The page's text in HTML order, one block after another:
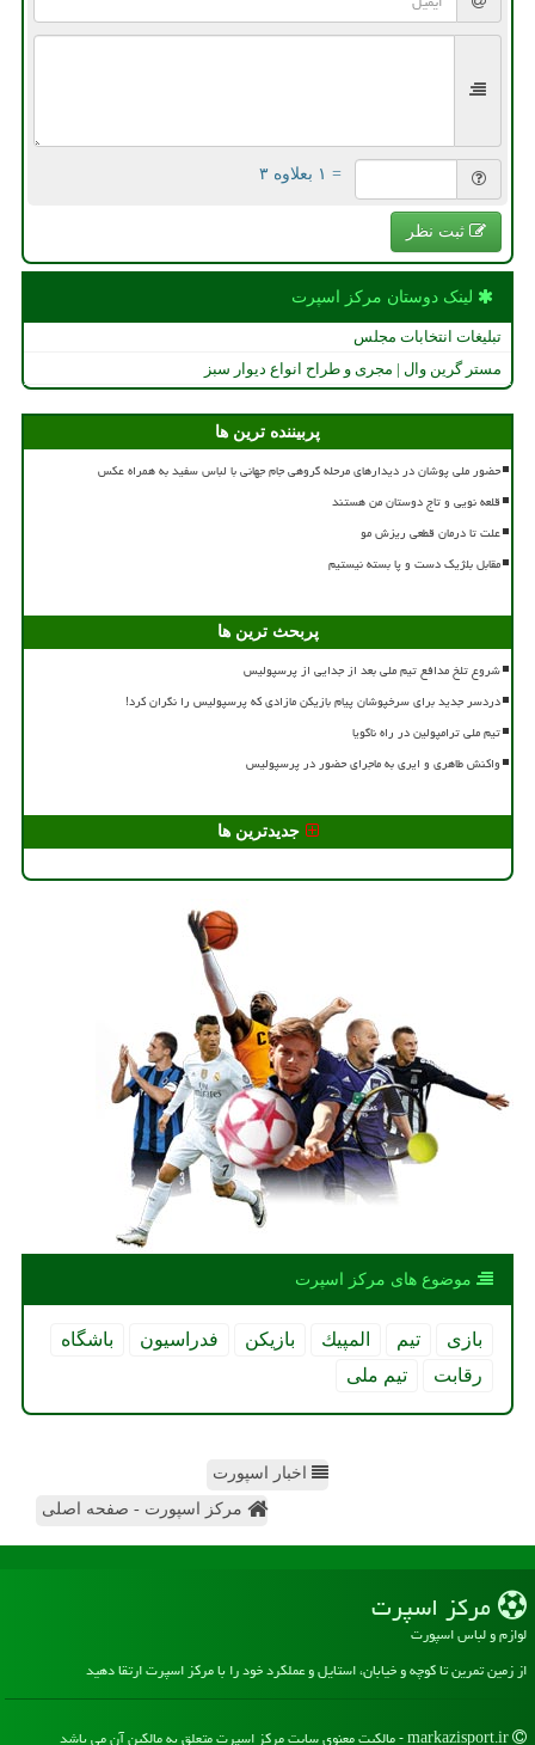
= ۱ بعلاوه ۳
ثبت نظر
لینک دوستان مركز اسپرت
تبلیغات انتخابات مجلس
مستر گرین وال | مجری و طراح انواع دیوار سبز
پربیننده ترین ها
حضور ملی پوشان در دیدارهای مرحله گروهی جام جهانی با لباس سفید به همراه عکس
قلعه نویی و تاج دوستان من هستند
علت تا درمان قطعی ریزش مو
مقابل بلژیک دست و پا بسته نیستیم
پربحث ترین ها
شروع تلخ مدافع تیم ملی بعد از جدایی از پرسپولیس
دردسر جدید برای سرخپوشان پیام بازیکن مازادی که پرسپولیس را نگران کرد!
تیم ملی ترامپولین در راه ناگویا
واکنش طاهری و ایری به ماجرای حضور در پرسپولیس
جدیدترین ها
موضوع های مركز اسپرت
بازی تیم المپیك بازیكن فدراسیون
باشگاه
رقابت
تیم ملی
اخبار اسپورت
مرکز اسپورت - صفحه اصلی
مركز اسپرت
لوازم و لباس اسپورت
از زمین تمرین تا کوچه و خیابان، استایل و عملکرد خود را با مرکز اسپرت ارتقا دهید